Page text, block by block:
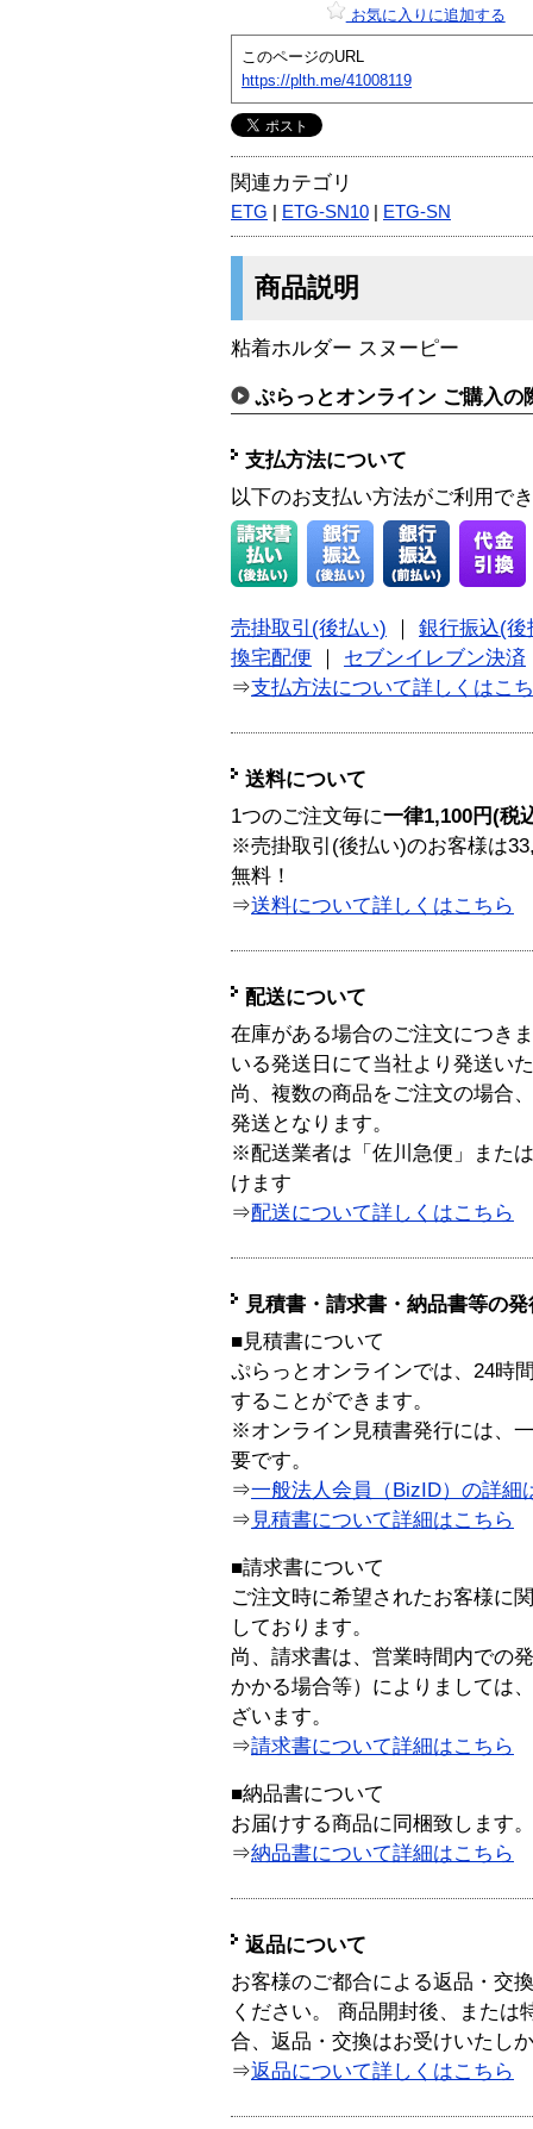
お気に入りに追加する
このページのURL
https://plth.me/41008119
関連カテゴリ
ETG ETG-SN10 ETG-SN
商品説明
粘着ホルダー スヌーピー
ぷらっとオンライン ご購入の
支払方法について
以下のお支払い方法がご利用で
売掛取引(後払い)
銀行振込(後
換宅配便
セブンイレブン決済
⇒支払方法について詳しくはこ
送料について
1つのご注文毎に一律1,100円(税
※売掛取引(後払い)のお客様は
無料！
⇒送料について詳しくはこちら
配送について
在庫がある場合のご注文につき
いる発送日にて当社より発送い
尚、複数の商品をご注文の場合
発送となります。
※配送業者は「佐川急便」また
けます
⇒配送について詳しくはこちら
見積書・請求書・納品書等の
■見積書について
ぷらっとオンラインでは、24時
することができます。
※オンライン見積書発行には、
要です。
⇒一般法人会員（BizID）の詳細
⇒ 見積書について詳細はこちら
■請求書について
ご注文時に希望されたお客様に
しております。
尚、請求書は、営業時間内での
かかる場合等）によりましては
ざいます。
⇒請求書について詳細はこちら
■納品書について
お届けする商品に同梱致します。
⇒納品書について詳細はこちら
返品について
お客様のご都合による返品・交
ください。 商品開封後、または
合、返品・交換はお受けいたし
⇒返品について詳しくはこちら